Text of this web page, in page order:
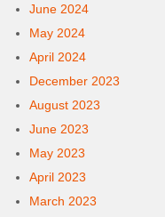
June 2024
May 2024
April 2024
December 2023
August 2023
June 2023
May 2023
April 2023
March 2023